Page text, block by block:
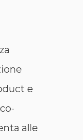
e
alle